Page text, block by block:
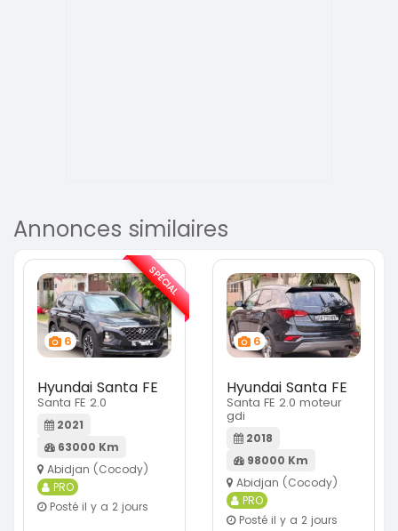
Annonces similaires
6
Hyundai Santa FE
Santa FE 2.0
2021
63000 Km
Abidjan (Cocody)
PRO
Posté il y a 2 jours
SPÉCIAL
6
Hyundai Santa FE
Santa FE 2.0 moteur
gdi
2018
98000 Km
Abidjan (Cocody)
PRO
Posté il y a 2 jours